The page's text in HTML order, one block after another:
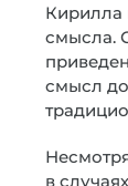
Кирилла
смысла.
смысл
в